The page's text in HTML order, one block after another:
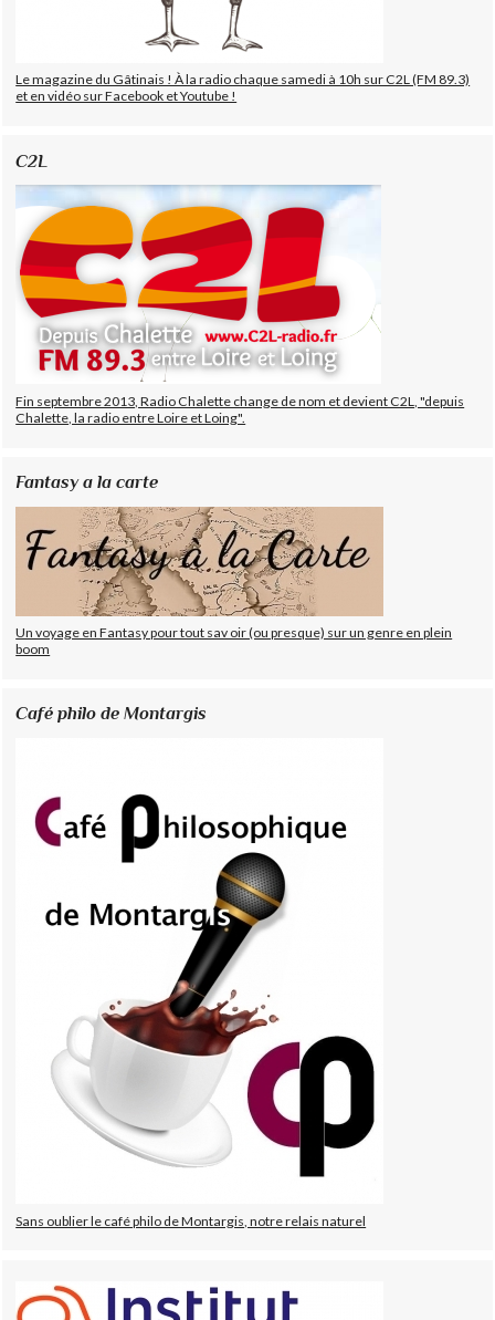
Le magazine du Gâtinais ! À la radio chaque samedi à 10h sur C2L (FM 89.3)
et en vidéo sur Facebook et Youtube !
C2L
Fin septembre 2013, Radio Chalette change de nom et devient C2L, "depuis
Chalette, la radio entre Loire et Loing".
Fantasy a la carte
Un voyage en Fantasy pour tout sav oir (ou presque) sur un genre en plein
boom
Café philo de Montargis
Sans oublier le café philo de Montargis, notre relais naturel